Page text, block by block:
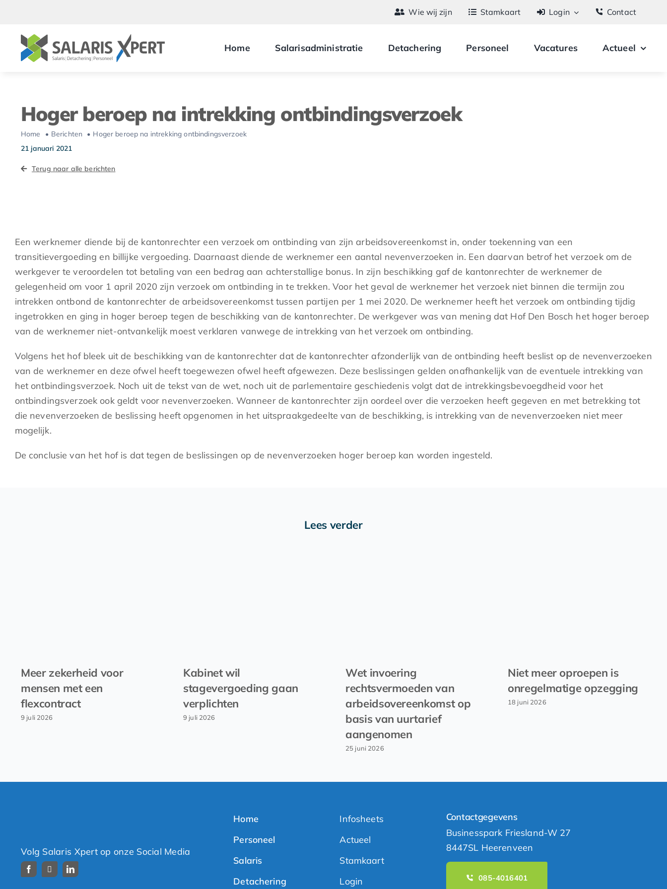
inhoud
Wie wij zijn Stamkaart Login Contact
Home Salarisadministratie Detachering Personeel Vacatures Actueel
Hoger beroep na intrekking ontbindingsverzoek
Home Berichten
Hoger beroep na intrekking ontbindingsverzoek
21 januari 2021
Terug naar alle berichten
Een werknemer diende bij de kantonrechter een verzoek om ontbinding van zijn arbeidsovereenkomst in, onder toekenning van een
transitievergoeding en billijke vergoeding. Daarnaast diende de werknemer een aantal nevenverzoeken in. Een daarvan betrof het verzoek om de
werkgever te veroordelen tot betaling van een bedrag aan achterstallige bonus. In zijn beschikking gaf de kantonrechter de werknemer de
gelegenheid om voor 1 april 2020 zijn verzoek om ontbinding in te trekken. Voor het geval de werknemer het verzoek niet binnen die termijn zou
intrekken ontbond de kantonrechter de arbeidsovereenkomst tussen partijen per 1 mei 2020. De werknemer heeft het verzoek om ontbinding tijdig
ingetrokken en ging in hoger beroep tegen de beschikking van de kantonrechter. De werkgever was van mening dat Hof Den Bosch het hoger beroep
van de werknemer niet-ontvankelijk moest verklaren vanwege de intrekking van het verzoek om ontbinding.
Volgens het hof bleek uit de beschikking van de kantonrechter dat de kantonrechter afzonderlijk van de ontbinding heeft beslist op de nevenverzoeken
van de werknemer en deze ofwel heeft toegewezen ofwel heeft afgewezen. Deze beslissingen gelden onafhankelijk van de eventuele intrekking van
het ontbindingsverzoek. Noch uit de tekst van de wet, noch uit de parlementaire geschiedenis volgt dat de intrekkingsbevoegdheid voor het
ontbindingsverzoek ook geldt voor nevenverzoeken. Wanneer de kantonrechter zijn oordeel over die verzoeken heeft gegeven en met betrekking tot
die nevenverzoeken de beslissing heeft opgenomen in het uitspraakgedeelte van de beschikking, is intrekking van de nevenverzoeken niet meer
mogelijk.
De conclusie van het hof is dat tegen de beslissingen op de nevenverzoeken hoger beroep kan worden ingesteld.
Lees verder
Meer zekerheid voor
mensen met een
flexcontract
9 juli 2026
Kabinet wil
stagevergoeding gaan
verplichten
9 juli 2026
Wet invoering
rechtsvermoeden van
arbeidsovereenkomst op
basis van uurtarief
aangenomen
25 juni 2026
Niet meer oproepen is
onregelmatige opzegging
18 juni 2026
Volg Salaris Xpert op onze Social Media
Home
Personeel
Salaris
Detachering
Infosheets
Actueel
Stamkaart
Login
Contactgegevens
Businesspark Friesland-W 27
8447SL Heerenveen
085-4016401